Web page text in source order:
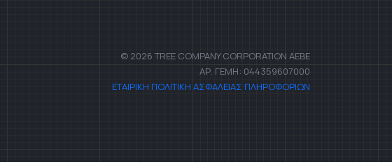
© 2026 TREE COMPANY CORPORATION AEBE
ΑΡ. ΓΕΜΗ: 044359607000
ΕΤΑΙΡΙΚΗ ΠΟΛΙΤΙΚΗ ΑΣΦΑΛΕΙΑΣ ΠΛΗΡΟΦΟΡΙΩΝ